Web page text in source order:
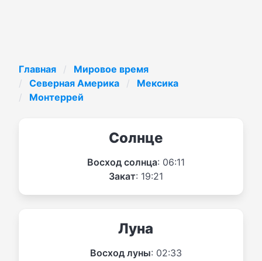
Главная
Мировое время
Северная Америка
Мексика
Монтеррей
Солнце
Восход солнца: 06:11
Закат: 19:21
Луна
Восход луны: 02:33